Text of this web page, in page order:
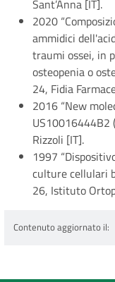
Sant’Anna [IT].
2020
ammidici
traumi ossei, in
osteopenia o
24, Fidia
2016 “New
Rizzoli [IT].
1997
culture cellulari
26, Istituto
Contenuto aggiornato il